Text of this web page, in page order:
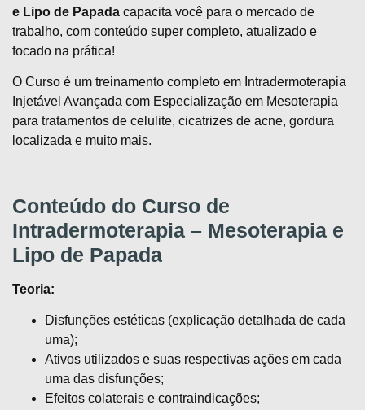
e Lipo de Papada capacita você para o mercado de
trabalho, com conteúdo super completo, atualizado e
focado na prática!
O Curso é um treinamento completo em Intradermoterapia
Injetável Avançada com Especialização em Mesoterapia
para tratamentos de celulite, cicatrizes de acne, gordura
localizada e muito mais.
Conteúdo do Curso de
Intradermoterapia – Mesoterapia e
Lipo de Papada
Teoria:
Disfunções estéticas (explicação detalhada de cada
uma);
Ativos utilizados e suas respectivas ações em cada
uma das disfunções;
Efeitos colaterais e contraindicações;